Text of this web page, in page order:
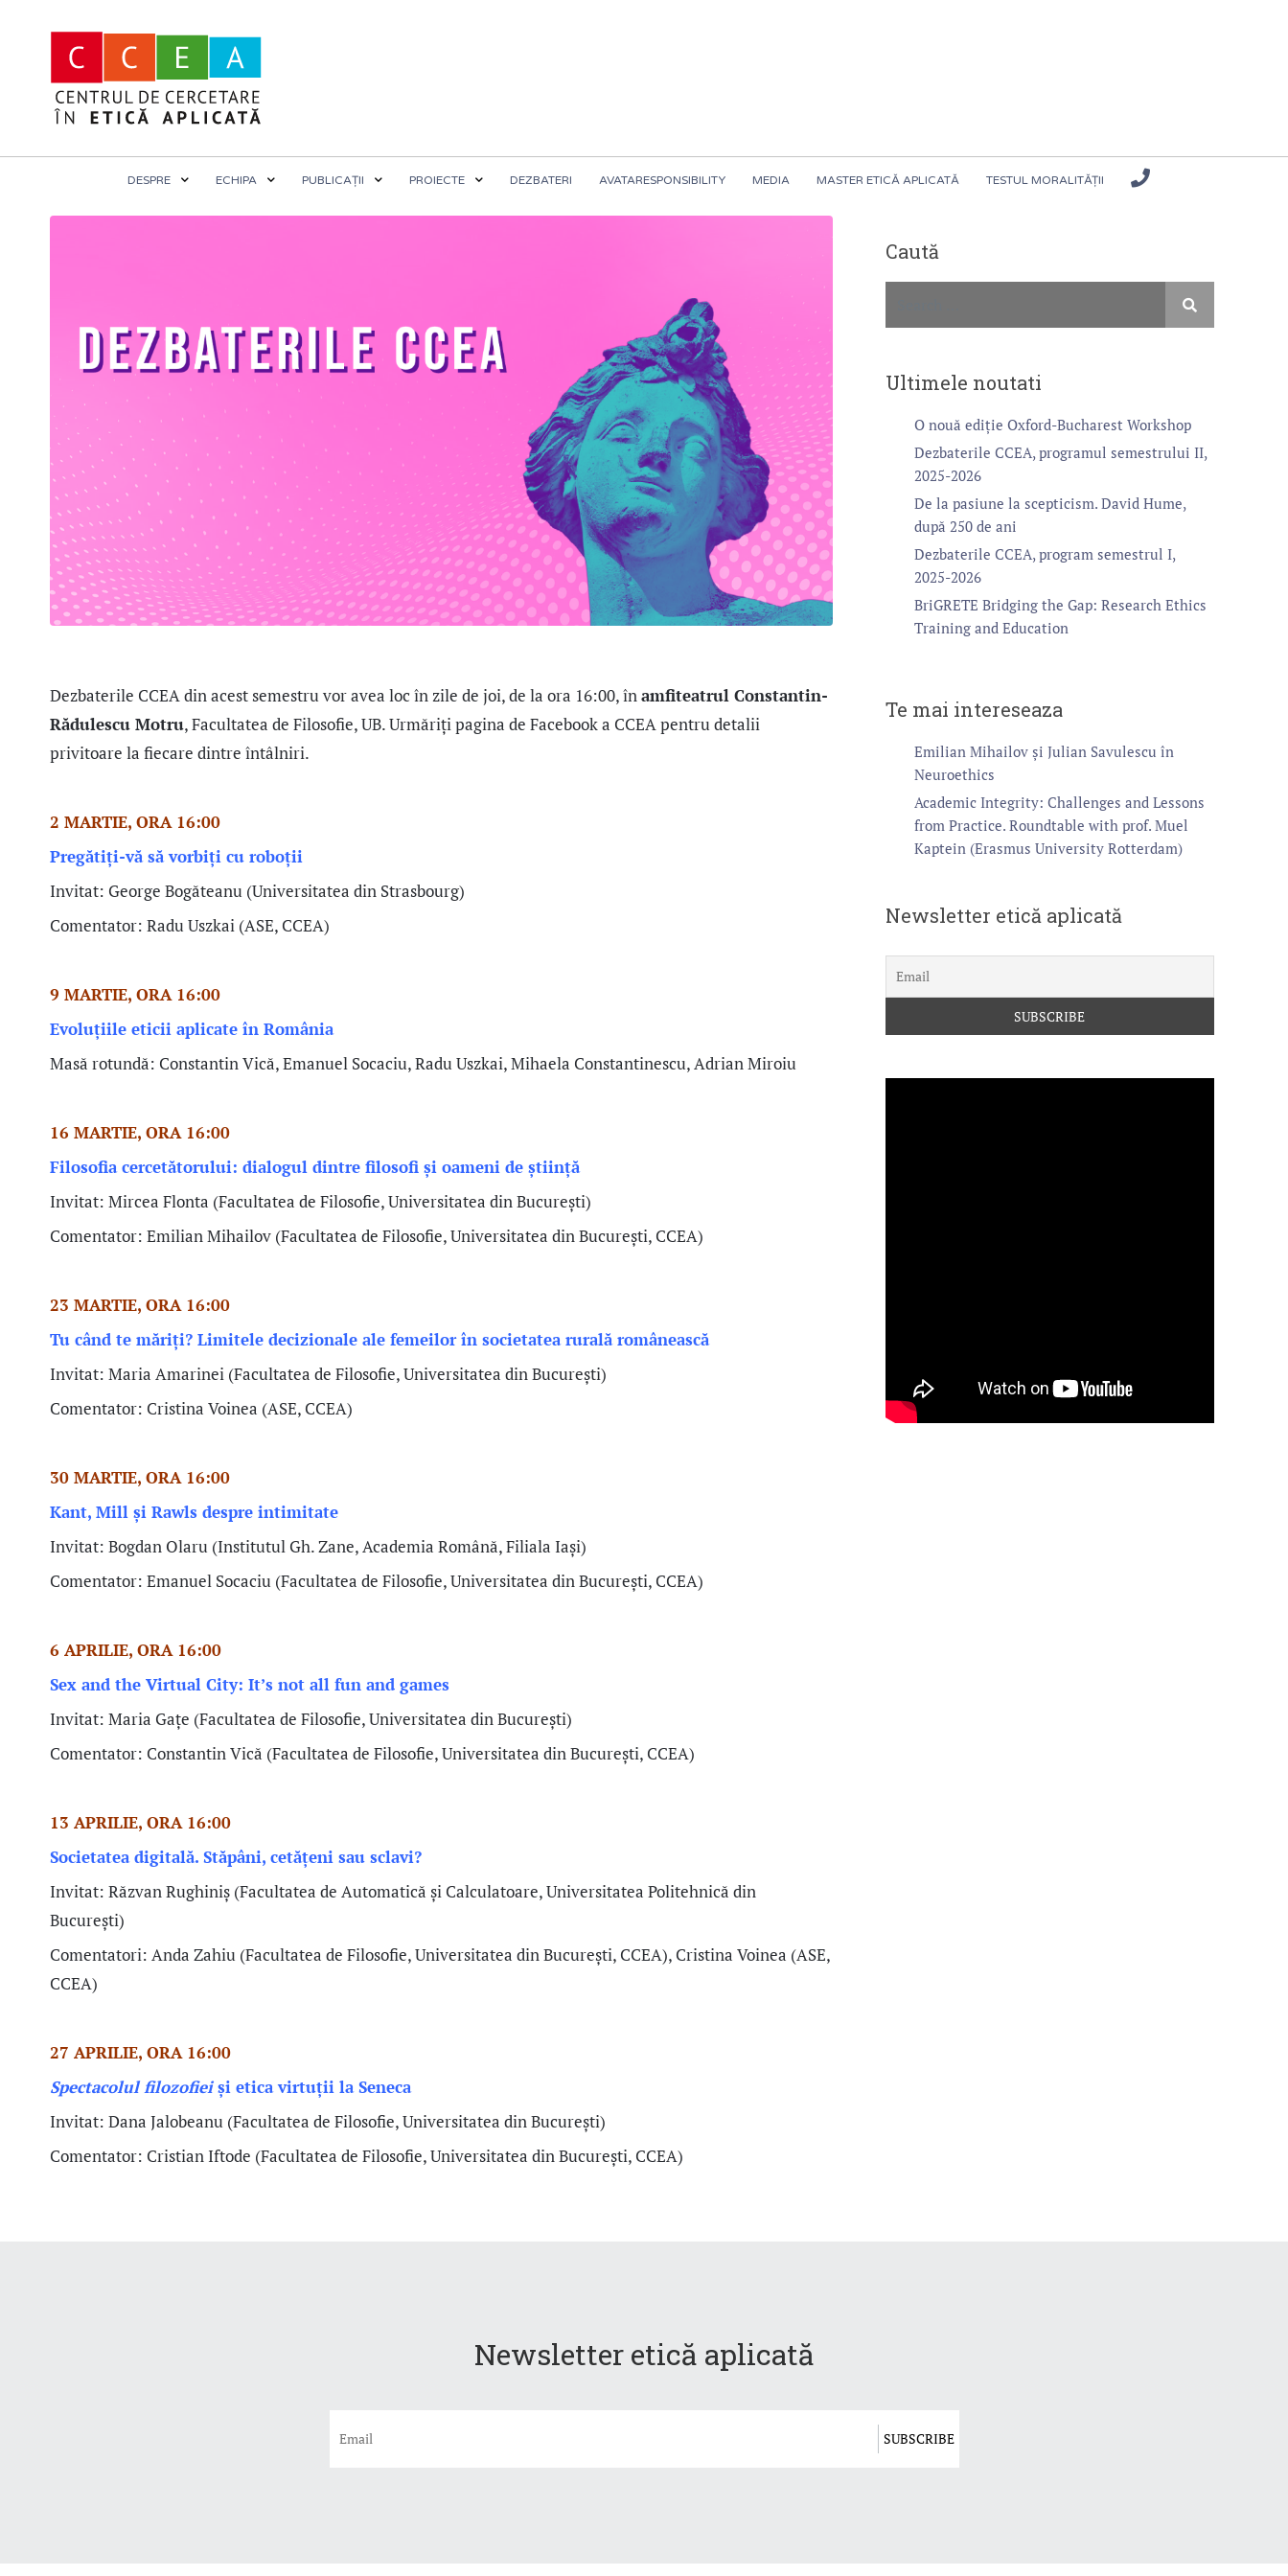
DESPRE ECHIPA PUBLICAȚII PROIECTE DEZBATERI AVATARESPONSIBILITY MEDIA MASTER ETICĂ APLICATĂ TESTUL MORALITĂȚII
Dezbaterile CCEA din acest semestru vor avea loc în zile de joi, de la ora 16:00, în amfiteatrul Constantin-
Rădulescu Motru, Facultatea de Filosofie, UB. Urmăriți pagina de Facebook a CCEA pentru detalii
privitoare la fiecare dintre întâlniri.
2 MARTIE, ORA 16:00
Pregătiți-vă să vorbiți cu roboții
Invitat: George Bogăteanu (Universitatea din Strasbourg)
Comentator: Radu Uszkai (ASE, CCEA)
9 MARTIE, ORA 16:00
Evoluțiile eticii aplicate în România
Masă rotundă: Constantin Vică, Emanuel Socaciu, Radu Uszkai, Mihaela Constantinescu, Adrian Miroiu
16 MARTIE, ORA 16:00
Filosofia cercetătorului: dialogul dintre filosofi și oameni de știință
Invitat: Mircea Flonta (Facultatea de Filosofie, Universitatea din București)
Comentator: Emilian Mihailov (Facultatea de Filosofie, Universitatea din București, CCEA)
23 MARTIE, ORA 16:00
Tu când te măriți? Limitele decizionale ale femeilor în societatea rurală românească
Invitat: Maria Amarinei (Facultatea de Filosofie, Universitatea din București)
Comentator: Cristina Voinea (ASE, CCEA)
30 MARTIE, ORA 16:00
Kant, Mill și Rawls despre intimitate
Invitat: Bogdan Olaru (Institutul Gh. Zane, Academia Română, Filiala Iași)
Comentator: Emanuel Socaciu (Facultatea de Filosofie, Universitatea din București, CCEA)
6 APRILIE, ORA 16:00
Sex and the Virtual City: It’s not all fun and games
Invitat: Maria Gațe (Facultatea de Filosofie, Universitatea din București)
Comentator: Constantin Vică (Facultatea de Filosofie, Universitatea din București, CCEA)
13 APRILIE, ORA 16:00
Societatea digitală. Stăpâni, cetățeni sau sclavi?
Invitat: Răzvan Rughiniș (Facultatea de Automatică și Calculatoare, Universitatea Politehnică din
București)
Comentatori: Anda Zahiu (Facultatea de Filosofie, Universitatea din București, CCEA), Cristina Voinea (ASE,
CCEA)
27 APRILIE, ORA 16:00
Spectacolul filozofieiși etica virtuții la Seneca
Invitat: Dana Jalobeanu (Facultatea de Filosofie, Universitatea din București)
Comentator: Cristian Iftode (Facultatea de Filosofie, Universitatea din București, CCEA)
Caută
Ultimele noutati
O nouă ediție Oxford-Bucharest Workshop
Dezbaterile CCEA, programul semestrului II,
2025-2026
De la pasiune la scepticism. David Hume,
după 250 de ani
Dezbaterile CCEA, program semestrul I,
2025-2026
BriGRETE Bridging the Gap: Research Ethics
Training and Education
Te mai intereseaza
Emilian Mihailov și Julian Savulescu în
Neuroethics
Academic Integrity: Challenges and Lessons
from Practice. Roundtable with prof. Muel
Kaptein (Erasmus University Rotterdam)
Newsletter etică aplicată
Newsletter etică aplicată